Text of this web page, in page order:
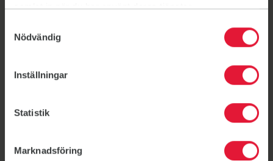
samlat in när du har använt deras tjänster.
Nödvändig
Inställningar
Statistik
Marknadsföring
Utbudet skiljer sig mellan olika Friskis, kolla in
Borlänge
Falkenberg
Gävle
Hudiksvall